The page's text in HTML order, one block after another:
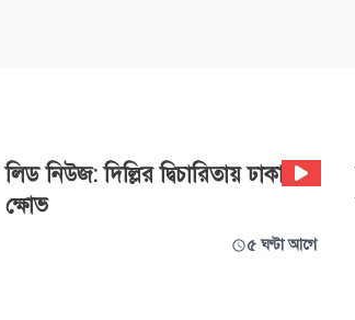
লিড নিউজ: দিল্লির দ্বিচারিতায় ঢাকায়
ক্ষোভ
৫ ঘণ্টা আগে